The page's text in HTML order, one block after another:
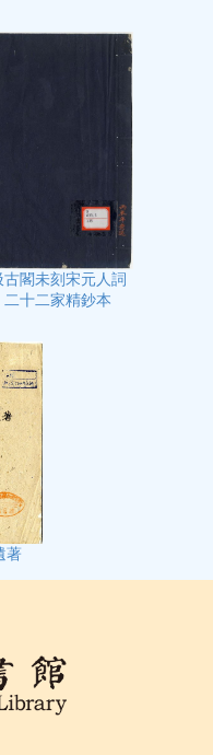
古閣未刻宋元人詞
二十二家精鈔本
著